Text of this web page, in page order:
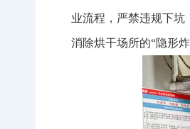
业流程，严禁违规下
消除烘干场所的“隐形炸